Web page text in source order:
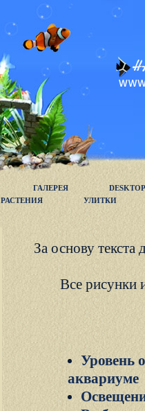
ГАЛЕРЕЯ
DESKTOP
РАСТЕНИЯ
УЛИТКИ
За основу текста
Все рисунки
Уровень
аквариуме